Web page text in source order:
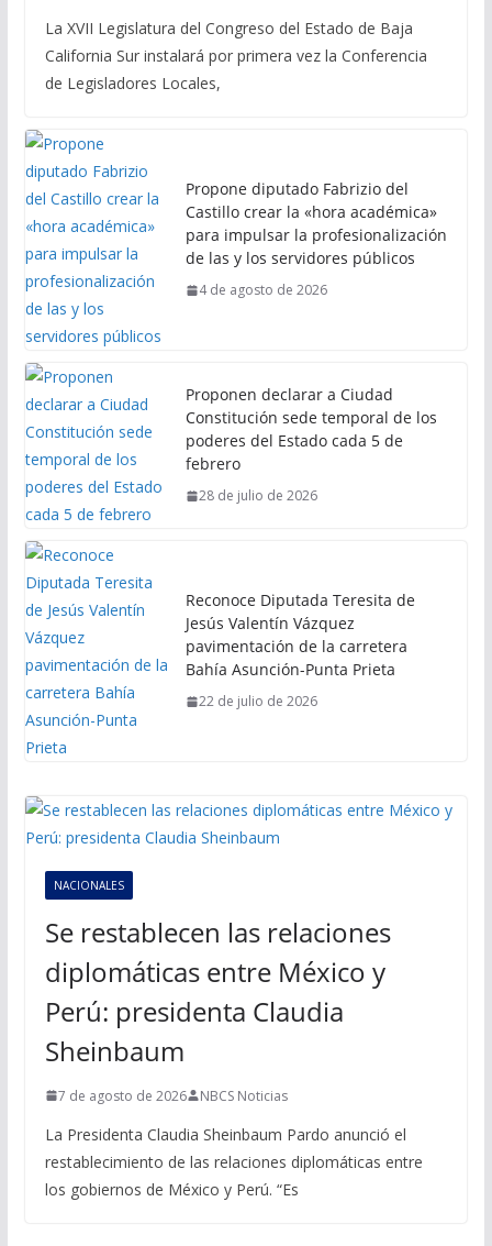
La XVII Legislatura del Congreso del Estado de Baja
California Sur instalará por primera vez la Conferencia
de Legisladores Locales,
Propone diputado Fabrizio del
Castillo crear la «hora académica»
para impulsar la profesionalización
de las y los servidores públicos
4 de agosto de 2026
Proponen declarar a Ciudad
Constitución sede temporal de los
poderes del Estado cada 5 de
febrero
28 de julio de 2026
Reconoce Diputada Teresita de
Jesús Valentín Vázquez
pavimentación de la carretera
Bahía Asunción-Punta Prieta
22 de julio de 2026
NACIONALES
Se restablecen las relaciones
diplomáticas entre México y
Perú: presidenta Claudia
Sheinbaum
7 de agosto de 2026 NBCS Noticias
La Presidenta Claudia Sheinbaum Pardo anunció el
restablecimiento de las relaciones diplomáticas entre
los gobiernos de México y Perú. “Es